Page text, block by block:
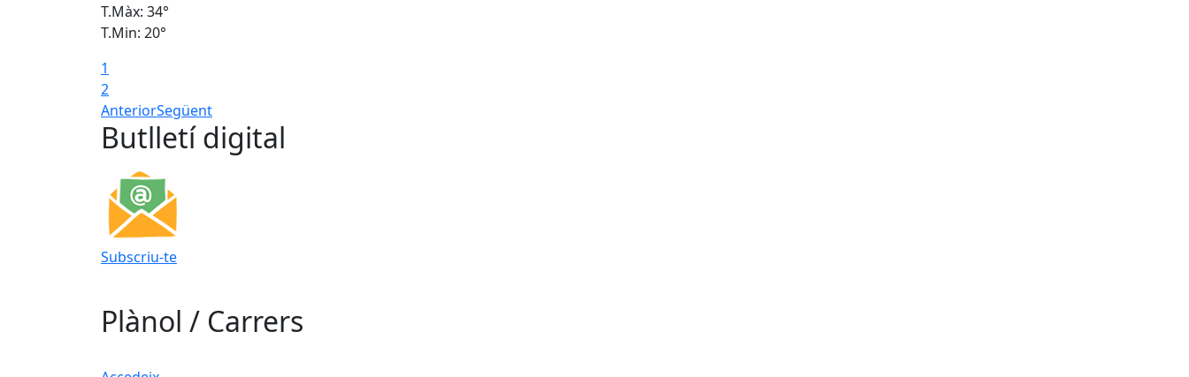
T.Màx: 34°
T.Min: 20°
1
2
AnteriorSegüent
Butlletí digital
Subscriu-te
Plànol / Carrers